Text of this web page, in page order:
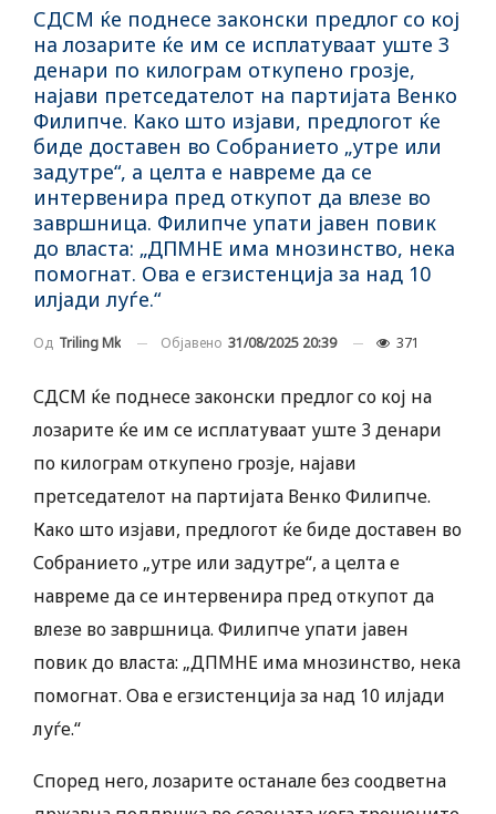
СДСМ ќе поднесе законски предлог со кој
на лозарите ќе им се исплатуваат уште 3
денари по килограм откупено грозје,
најави претседателот на партијата Венко
Филипче. Како што изјави, предлогот ќе
биде доставен во Собранието „утре или
задутре“, а целта е навреме да се
интервенира пред откупот да влезе во
завршница. Филипче упати јавен повик
до власта: „ДПМНЕ има мнозинство, нека
помогнат. Ова е егзистенција за над 10
илјади луѓе.“
Од Triling Mk Објавено 31/08/2025 20:39 371
СДСМ ќе поднесе законски предлог со кој на
лозарите ќе им се исплатуваат уште 3 денари
по килограм откупено грозје, најави
претседателот на партијата Венко Филипче.
Како што изјави, предлогот ќе биде доставен во
Собранието „утре или задутре“, а целта е
навреме да се интервенира пред откупот да
влезе во завршница. Филипче упати јавен
повик до власта: „ДПМНЕ има мнозинство, нека
помогнат. Ова е егзистенција за над 10 илјади
луѓе.“
Според него, лозарите останале без соодветна